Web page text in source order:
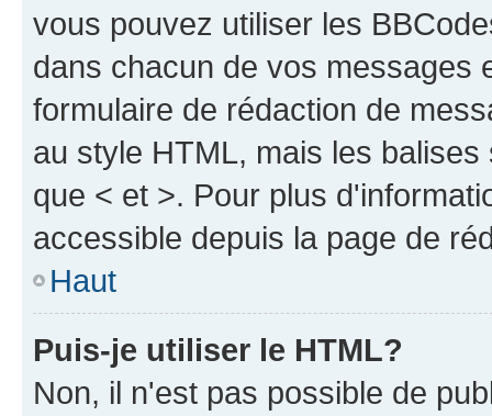
vous pouvez utiliser les
dans chacun de vos messages
formulaire de rédaction de
au style HTML, mais les
que < et >. Pour plus
accessible depuis la page de
Haut
Puis-je utiliser le HTML?
Non, il n'est pas possible de